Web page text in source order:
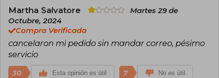
Martha Salvatore
Martes 29 de
Octubre, 2024
Compra Verificada
cancelaron mi pedido sin mandar correo, pésimo
servicio
30 Esta opinión es útil 7 No es útil